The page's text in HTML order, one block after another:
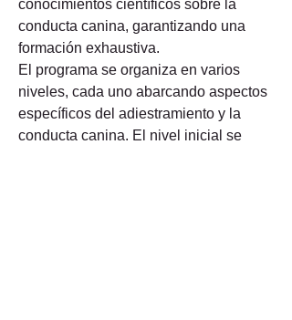
conocimientos científicos sobre la
conducta canina, garantizando una
formación exhaustiva.
El programa se organiza en varios
niveles, cada uno abarcando aspectos
específicos del adiestramiento y la
conducta canina. El nivel inicial se